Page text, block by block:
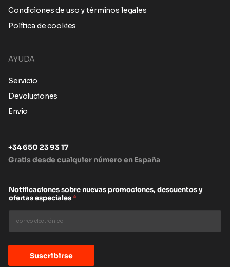
Condiciones de uso y términos legales
Política de cookies
AYUDA
Servicio
Devoluciones
Envio
+34 650 23 93 17
Gratis desde cualquier número en España
Notificaciones sobre nuevas promociones, descuentos y
ofertas especiales*
Suscribirse